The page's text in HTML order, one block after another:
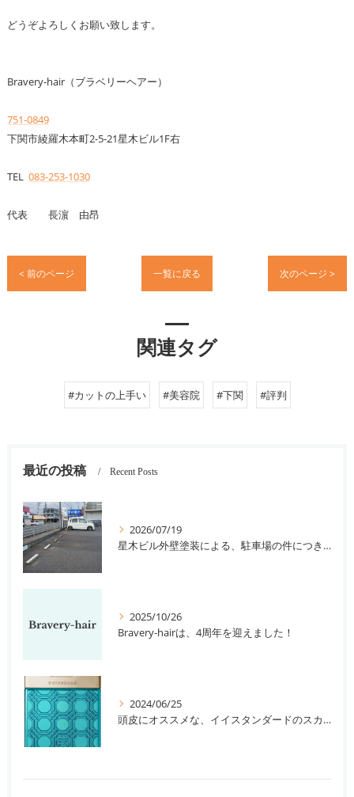
どうぞよろしくお願い致します。
Bravery-hair（ブラベリーヘアー）
751-0849
下関市綾羅木本町2-5-21星木ビル1F右
TEL 083-253-1030
代表 長濵 由昂
< 前のページ 一覧に戻る 次のページ >
関連タグ
#カットの上手い #美容院 #下関 #評判
最近の投稿 Recent Posts
2026/07/19
星木ビル外壁塗装による、駐車場の件につきまして。
2025/10/26
Bravery-hairは、4周年を迎えました！
2024/06/25
頭皮にオススメな、イイスタンダードのスカルプ系シャンプー＆トリートメントです！